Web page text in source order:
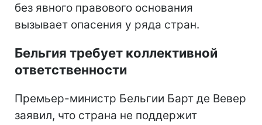
без явного правового основания
вызывает опасения у ряда стран.
Бельгия требует коллективной
ответственности
Премьер-министр Бельгии Барт де Вевер
заявил, что страна не поддержит